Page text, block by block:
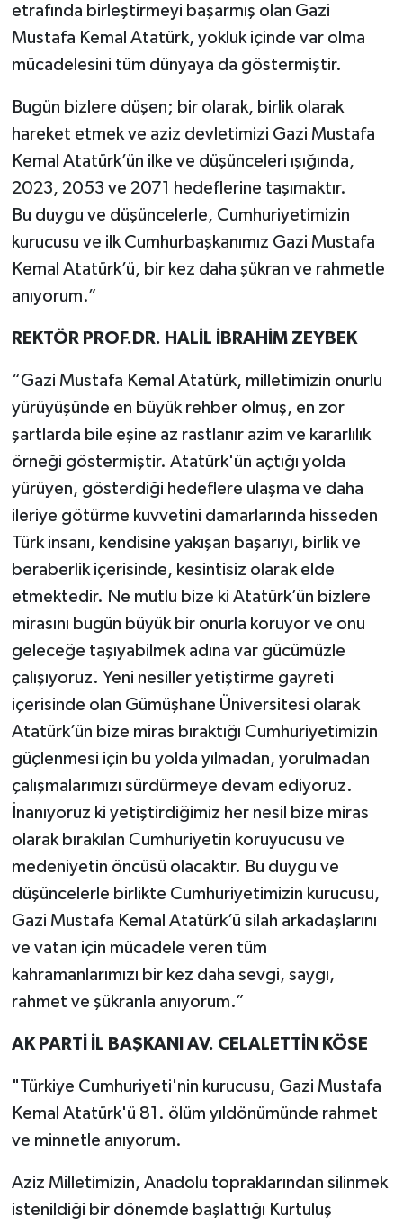
etrafında birleştirmeyi başarmış olan Gazi
Mustafa Kemal Atatürk, yokluk içinde var olma
mücadelesini tüm dünyaya da göstermiştir.
Bugün bizlere düşen; bir olarak, birlik olarak
hareket etmek ve aziz devletimizi Gazi Mustafa
Kemal Atatürk’ün ilke ve düşünceleri ışığında,
2023, 2053 ve 2071 hedeflerine taşımaktır.
Bu duygu ve düşüncelerle, Cumhuriyetimizin
kurucusu ve ilk Cumhurbaşkanımız Gazi Mustafa
Kemal Atatürk’ü, bir kez daha şükran ve rahmetle
anıyorum.”
REKTÖR PROF.DR. HALİL İBRAHİM ZEYBEK
“Gazi Mustafa Kemal Atatürk, milletimizin onurlu
yürüyüşünde en büyük rehber olmuş, en zor
şartlarda bile eşine az rastlanır azim ve kararlılık
örneği göstermiştir. Atatürk'ün açtığı yolda
yürüyen, gösterdiği hedeflere ulaşma ve daha
ileriye götürme kuvvetini damarlarında hisseden
Türk insanı, kendisine yakışan başarıyı, birlik ve
beraberlik içerisinde, kesintisiz olarak elde
etmektedir. Ne mutlu bize ki Atatürk’ün bizlere
mirasını bugün büyük bir onurla koruyor ve onu
geleceğe taşıyabilmek adına var gücümüzle
çalışıyoruz. Yeni nesiller yetiştirme gayreti
içerisinde olan Gümüşhane Üniversitesi olarak
Atatürk’ün bize miras bıraktığı Cumhuriyetimizin
güçlenmesi için bu yolda yılmadan, yorulmadan
çalışmalarımızı sürdürmeye devam ediyoruz.
İnanıyoruz ki yetiştirdiğimiz her nesil bize miras
olarak bırakılan Cumhuriyetin koruyucusu ve
medeniyetin öncüsü olacaktır. Bu duygu ve
düşüncelerle birlikte Cumhuriyetimizin kurucusu,
Gazi Mustafa Kemal Atatürk’ü silah arkadaşlarını
ve vatan için mücadele veren tüm
kahramanlarımızı bir kez daha sevgi, saygı,
rahmet ve şükranla anıyorum.”
AK PARTİ İL BAŞKANI AV. CELALETTİN KÖSE
"Türkiye Cumhuriyeti'nin kurucusu, Gazi Mustafa
Kemal Atatürk'ü 81. ölüm yıldönümünde rahmet
ve minnetle anıyorum.
Aziz Milletimizin, Anadolu topraklarından silinmek
istenildiği bir dönemde başlattığı Kurtuluş